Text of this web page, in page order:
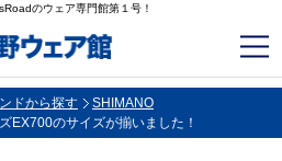
のウェア専門館第１号！
ドから探す
SHIMANO
EX700のサイズが揃いました！